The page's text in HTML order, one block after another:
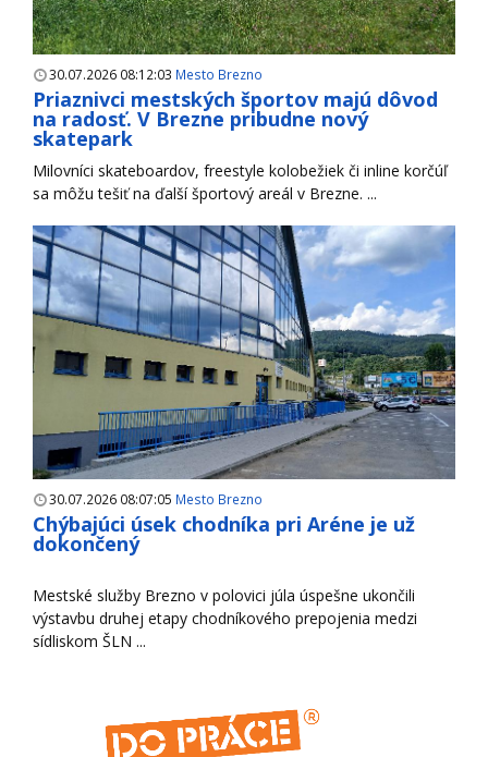
30.07.2026 08:12:03 Mesto Brezno
Priaznivci mestských športov majú dôvod
na radosť. V Brezne pribudne nový
skatepark
Milovníci skateboardov, freestyle kolobežiek či inline korčúľ
sa môžu tešiť na ďalší športový areál v Brezne. ...
30.07.2026 08:07:05 Mesto Brezno
Chýbajúci úsek chodníka pri Aréne je už
dokončený
Mestské služby Brezno v polovici júla úspešne ukončili
výstavbu druhej etapy chodníkového prepojenia medzi
sídliskom ŠLN ...